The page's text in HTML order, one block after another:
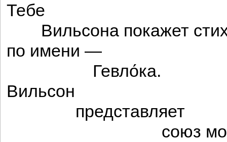
Тебе
Вильсона покажет
по имени —
Гевло́ка.
Вильсон
представляет
союз